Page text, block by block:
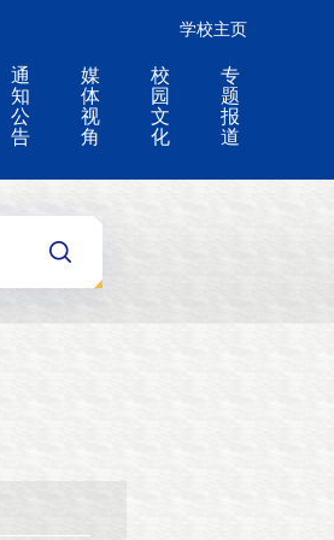
学校主页
通
知
公
告
媒
体
视
角
校
园
文
化
专
题
报
道